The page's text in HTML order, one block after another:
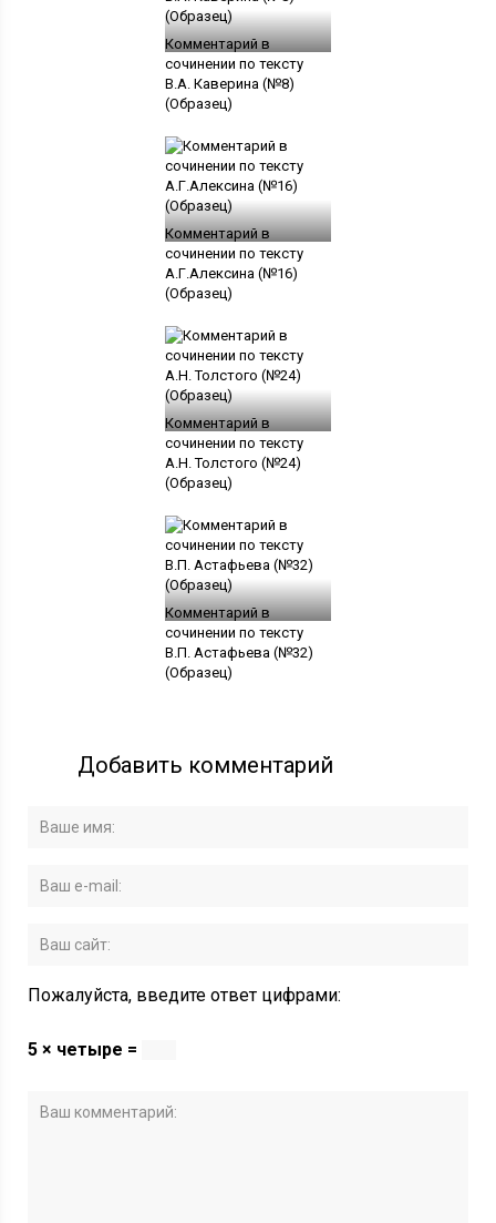
Комментарий в
сочинении по тексту
В.А. Каверина (№8)
(Образец)
Комментарий в
сочинении по тексту
А.Г.Алексина (№16)
(Образец)
Комментарий в
сочинении по тексту
А.Н. Толстого (№24)
(Образец)
Комментарий в
сочинении по тексту
В.П. Астафьева (№32)
(Образец)
Добавить комментарий
Пожалуйста, введите ответ цифрами:
5 × четыре =